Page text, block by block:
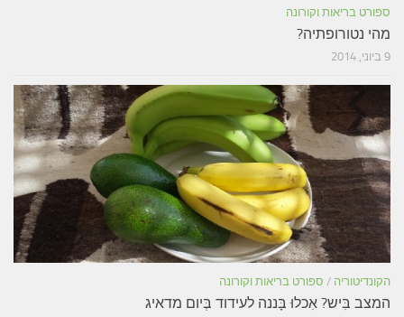
ספורט בריאות וקורונה
מהי נטורופתיה?
9 ביוני, 2014
הקונדיטוריה / ספורט בריאות וקורונה
המצב בִּיש? אִכלוּ בָּננה לעידוד בְּיום מדאיג